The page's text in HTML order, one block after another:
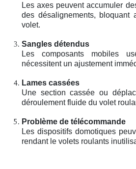
Les axes peuvent accumuler
des désalignements, bloquant
volet.
Sangles détendus
Les composants mobiles
nécessitent un ajustement
Lames cassées
Une section cassée ou
déroulement fluide du volet
Problème de télécommande
Les dispositifs domotiques
rendant le volets roulants